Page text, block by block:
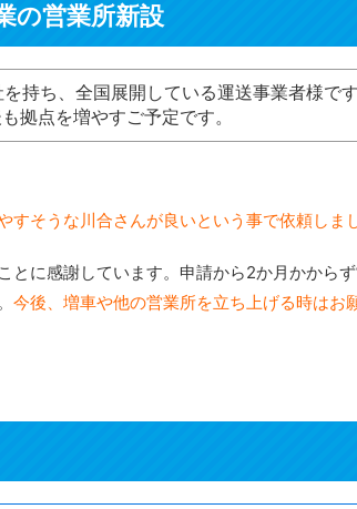
の営業所新設
持ち、全国展開している運送事業者様です
拠点を増やすご予定です。
そうな川合さんが良いという事で依頼しまし
とに感謝しています。申請から2か月かから
今後、増車や他の営業所を立ち上げる時はお